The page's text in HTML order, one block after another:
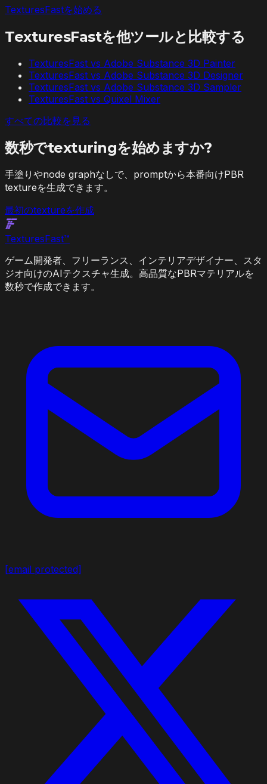
TexturesFastを始める
TexturesFastを他ツールと比較する
TexturesFast vs Adobe Substance 3D Painter
TexturesFast vs Adobe Substance 3D Designer
TexturesFast vs Adobe Substance 3D Sampler
TexturesFast vs Quixel Mixer
すべての比較を見る
数秒でtexturingを始めますか?
手塗りやnode graphなしで、promptから本番向けPBR
textureを生成できます。
最初のtextureを作成
TexturesFast™
ゲーム開発者、フリーランス、インテリアデザイナー、スタ
ジオ向けのAIテクスチャ生成。高品質なPBRマテリアルを
数秒で作成できます。
[email protected]